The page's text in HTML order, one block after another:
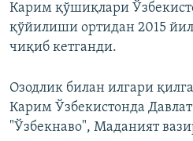
Карим қўшиқлари
қўйилиши ортидан 2015
чиқиб кетганди.
Озодлик билан илгари
Карим Ўзбекистонда
"Ўзбекнаво", Маданият